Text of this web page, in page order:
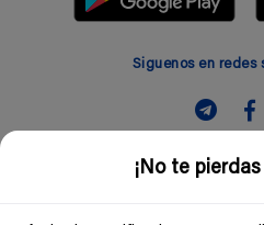
¡No te
Siguenos en redes